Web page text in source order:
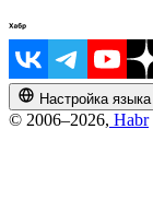
Настройка языка
© 2006–2026, Habr